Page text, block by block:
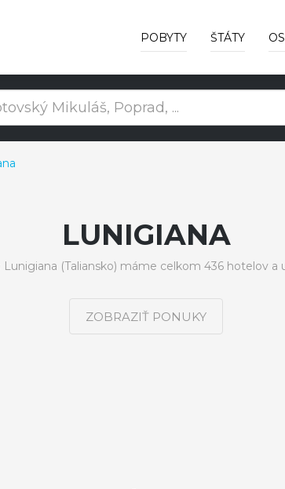
POBYTY ŠTÁTY
LUNIGIANA
(Taliansko) máme celkom 436 hotelov a
ZOBRAZIŤ PONUKY